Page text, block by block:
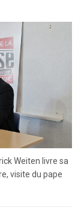
Weiten livre sa
visite du pape